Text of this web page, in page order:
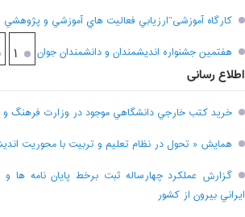
کارگاه آموزشی”ارزيابي فعاليت هاي آموزشي و پژوهشي
هفتمين جشنواره انديشمندان و دانشمندان جوان
۱
اطلاع رسانی
خريد کتب خارجي دانشگاهي موجود در وزارت فرهنگ و
همايش « تحول در نظام تعليم و تربيت با محوريت
گزارش عملکرد چهارساله ثبت برخط پايان نامه ها
ايراني بيرون از کشور